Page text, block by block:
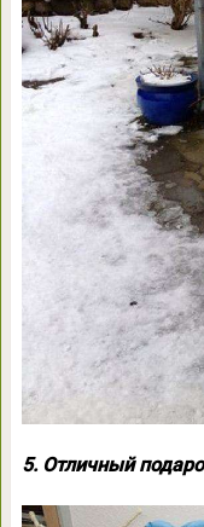
5. Отличный